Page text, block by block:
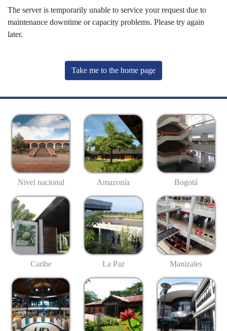
The server is temporarily unable to service your request due to
maintenance downtime or capacity problems. Please try again
later.
Take me to the home page
Nivel nacional Amazonía Bogotá
Caribe La Paz Manizales